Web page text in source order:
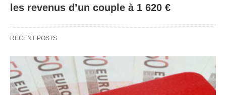
les revenus d’un couple à 1 620 €
RECENT POSTS